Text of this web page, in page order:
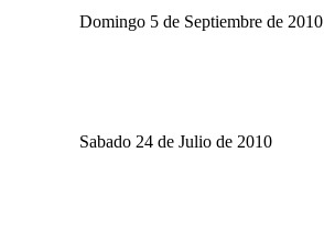
Domingo 5 de Septiembre de 2010
Sabado 24 de Julio de 2010